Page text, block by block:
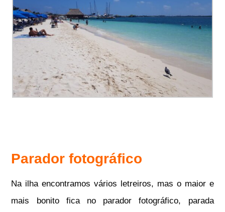
Parador fotográfico
Na ilha encontramos vários letreiros, mas o maior e
mais bonito fica no parador fotográfico, parada